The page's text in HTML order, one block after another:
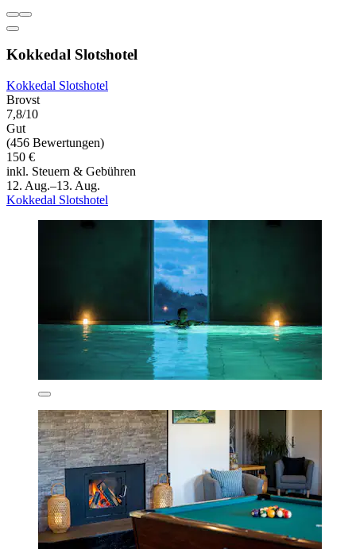
Kokkedal Slotshotel
Kokkedal Slotshotel
Brovst
7,8/10
Gut
(456 Bewertungen)
150 €
inkl. Steuern & Gebühren
12. Aug.–13. Aug.
Kokkedal Slotshotel